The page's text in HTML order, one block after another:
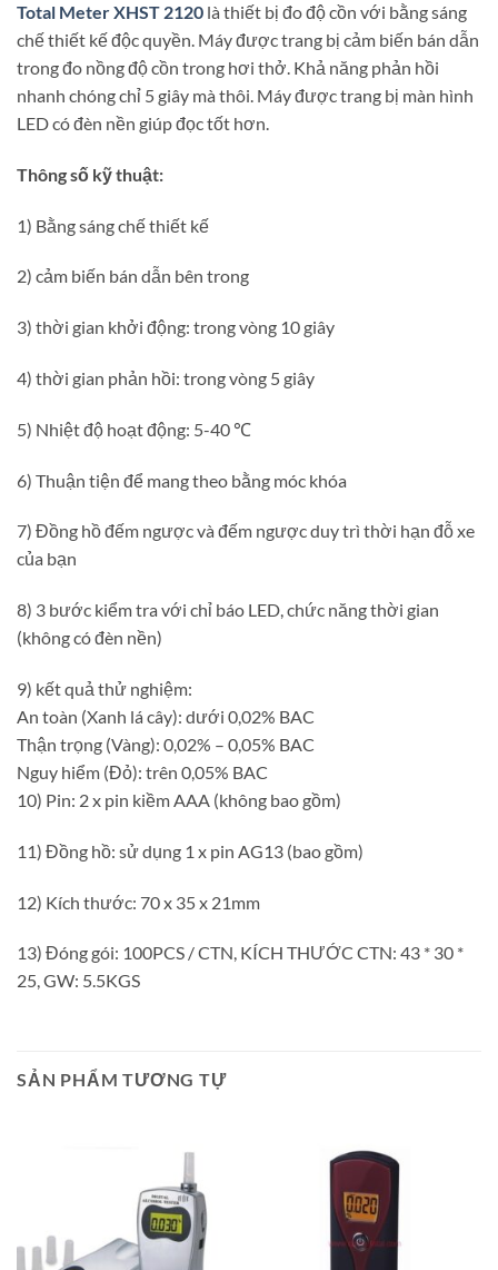
Total Meter XHST 2120 là thiết bị đo độ cồn với bằng sáng
chế thiết kế độc quyền. Máy được trang bị cảm biến bán dẫn
trong đo nồng độ cồn trong hơi thở. Khả năng phản hồi
nhanh chóng chỉ 5 giây mà thôi. Máy được trang bị màn hình
LED có đèn nền giúp đọc tốt hơn.
Thông số kỹ thuật:
1) Bằng sáng chế thiết kế
2) cảm biến bán dẫn bên trong
3) thời gian khởi động: trong vòng 10 giây
4) thời gian phản hồi: trong vòng 5 giây
5) Nhiệt độ hoạt động: 5-40 ℃
6) Thuận tiện để mang theo bằng móc khóa
7) Đồng hồ đếm ngược và đếm ngược duy trì thời hạn đỗ xe
của bạn
8) 3 bước kiểm tra với chỉ báo LED, chức năng thời gian
(không có đèn nền)
9) kết quả thử nghiệm:
An toàn (Xanh lá cây): dưới 0,02% BAC
Thận trọng (Vàng): 0,02% – 0,05% BAC
Nguy hiểm (Đỏ): trên 0,05% BAC
10) Pin: 2 x pin kiềm AAA (không bao gồm)
11) Đồng hồ: sử dụng 1 x pin AG13 (bao gồm)
12) Kích thước: 70 x 35 x 21mm
13) Đóng gói: 100PCS / CTN, KÍCH THƯỚC CTN: 43 * 30 *
25, GW: 5.5KGS
SẢN PHẨM TƯƠNG TỰ